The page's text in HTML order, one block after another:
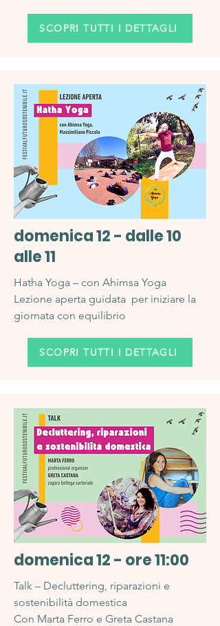
SCOPRI TUTTI I DETTAGLI
domenica 12 - dalle 10
alle 11
Hatha Yoga – con Ahimsa Yoga
Lezione aperta guidata per iniziare la
giornata con equilibrio
SCOPRI TUTTI I DETTAGLI
domenica 12 - ore 11:00
Talk – Decluttering, riparazioni e
sostenibilità domestica
Con Marta Ferro e Greta Castana